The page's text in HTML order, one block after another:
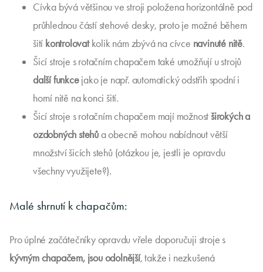
Cívka bývá většinou ve stroji položena horizontálně pod
průhlednou částí stehové desky, proto je možné během
šití kontrolovatkolik nám zbývá na cívce navinuté nitě.
Šicí stroje s rotačním chapačem také umožňují u strojů
další funkcejako je např. automatický odstřih spodní i
horní nitě na konci šití.
Šicí stroje s rotačním chapačem mají možnost širokých a
ozdobných stehůa obecně mohou nabídnout větší
množství šicích stehů (otázkou je, jestli je opravdu
všechny využijete?).
Malé shrnutí k chapačům:
Pro úplné začátečníky opravdu vřele doporučuji stroje s
kývným chapačem, jsou odolnější, takže i nezkušená